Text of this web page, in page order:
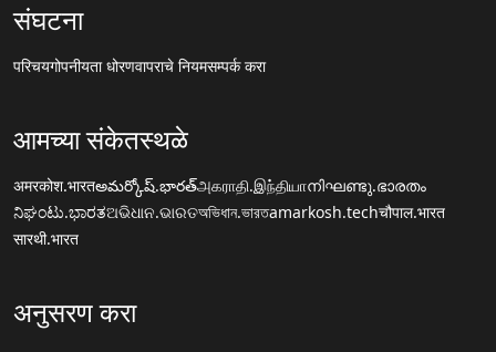
संघटना
परिचयगोपनीयता धोरणवापराचे नियमसम्पर्क करा
आमच्या संकेतस्थळे
अमरकोश.भारतఅమర్కోష్.భారత్அகராதி.இந்தியாനിഘണ്ടു.ഭാരതം
ನಿಘಂಟು.ಭಾರತଅଭିଧାନ.ଭାରତঅভিধান.ভারতamarkosh.techचौपाल.भारत
सारथी.भारत
अनुसरण करा